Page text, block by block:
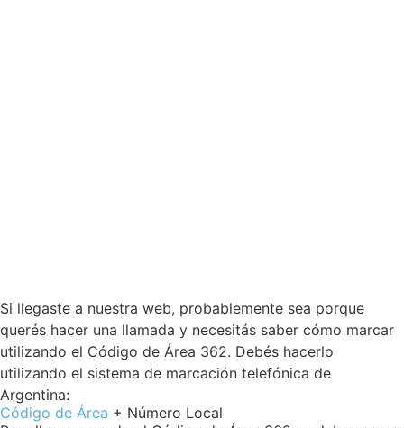
Si llegaste a nuestra web, probablemente sea porque
querés hacer una llamada y necesitás saber cómo marcar
utilizando el Código de Área 362. Debés hacerlo
utilizando el sistema de marcación telefónica de
Argentina:
Código de Área + Número Local